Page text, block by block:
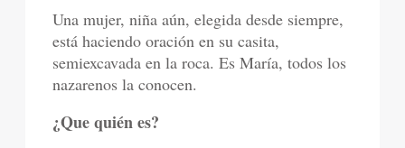
Una mujer, niña aún, elegida desde siempre,
está haciendo oración en su casita,
semiexcavada en la roca. Es María, todos los
nazarenos la conocen.
¿Que quién es?